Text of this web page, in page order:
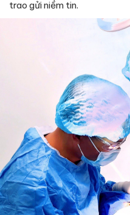
trao gửi niềm tin.